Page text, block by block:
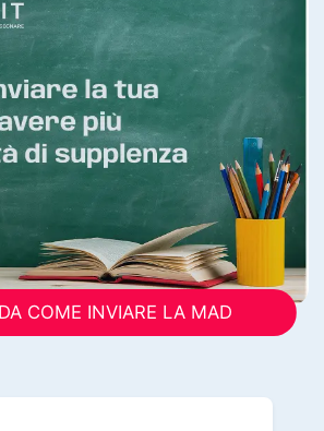
COME INVIARE LA MAD